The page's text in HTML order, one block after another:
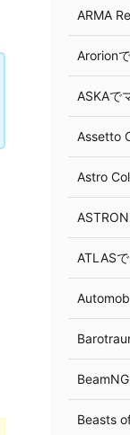
ARMA
Arorion
ASKAで
Assetto
Astro
ATLAS
Beasts